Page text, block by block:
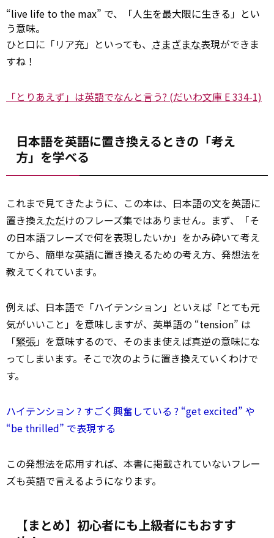
“live life to the max” で、「人生を最大限に生きる」とい
う意味。
ひと口に「リア充」といっても、 さまざまな表現ができま
すね！
「とりあえず」は英語でなんと言う? (だいわ文庫 E 334-1)
日本語を英語に置き換えるときの「考え
方」を学べる
これまで見てきたように、この本は、日本語の文を英語に
置き換えただけのフレーズ集ではありません。まず、「そ
の日本語フレーズで何を表現したいか」をかみ砕いて考え
てから、簡単な英語に置き換えるための考え方、発想法を
教えてくれています。
例えば、日本語で「ハイテンション」といえば「とても元
気がいいこと」を意味しますが、英単語の “tension” は
「緊張」を意味するので、そのまま使えば真逆の意味にな
ってしまいます。そこで次のように置き換えていくわけで
す。
ハイテンション ? すごく興奮している ? “get excited” や
“be thrilled” で表現する
この発想法を応用すれば、本書に掲載されていないフレー
ズも英語で言えるようになります。
【まとめ】初心者にも上級者にもおすす